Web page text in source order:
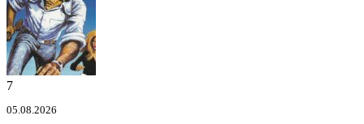
7
05.08.2026